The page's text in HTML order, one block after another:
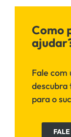
Como
Fale com
descubra
para o